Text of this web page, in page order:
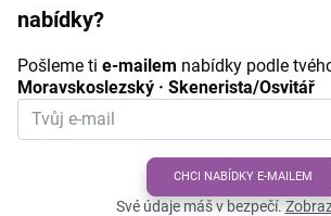
nabídky?
Pošleme ti e-mailem nabídky podle
Moravskoslezský · Skenerista/Osvitář
CHCI NABÍDKY E-MAILEM
Své údaje máš v bezpečí.